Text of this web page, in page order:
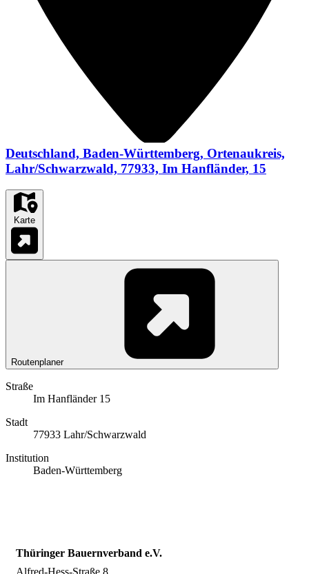
Deutschland, Baden-Württemberg, Ortenaukreis,
Lahr/Schwarzwald, 77933, Im Hanfländer, 15
Karte
Routenplaner
Straße
Im Hanfländer 15
Stadt
77933 Lahr/Schwarzwald
Institution
Baden-Württemberg
Thüringer Bauernverband e.V.